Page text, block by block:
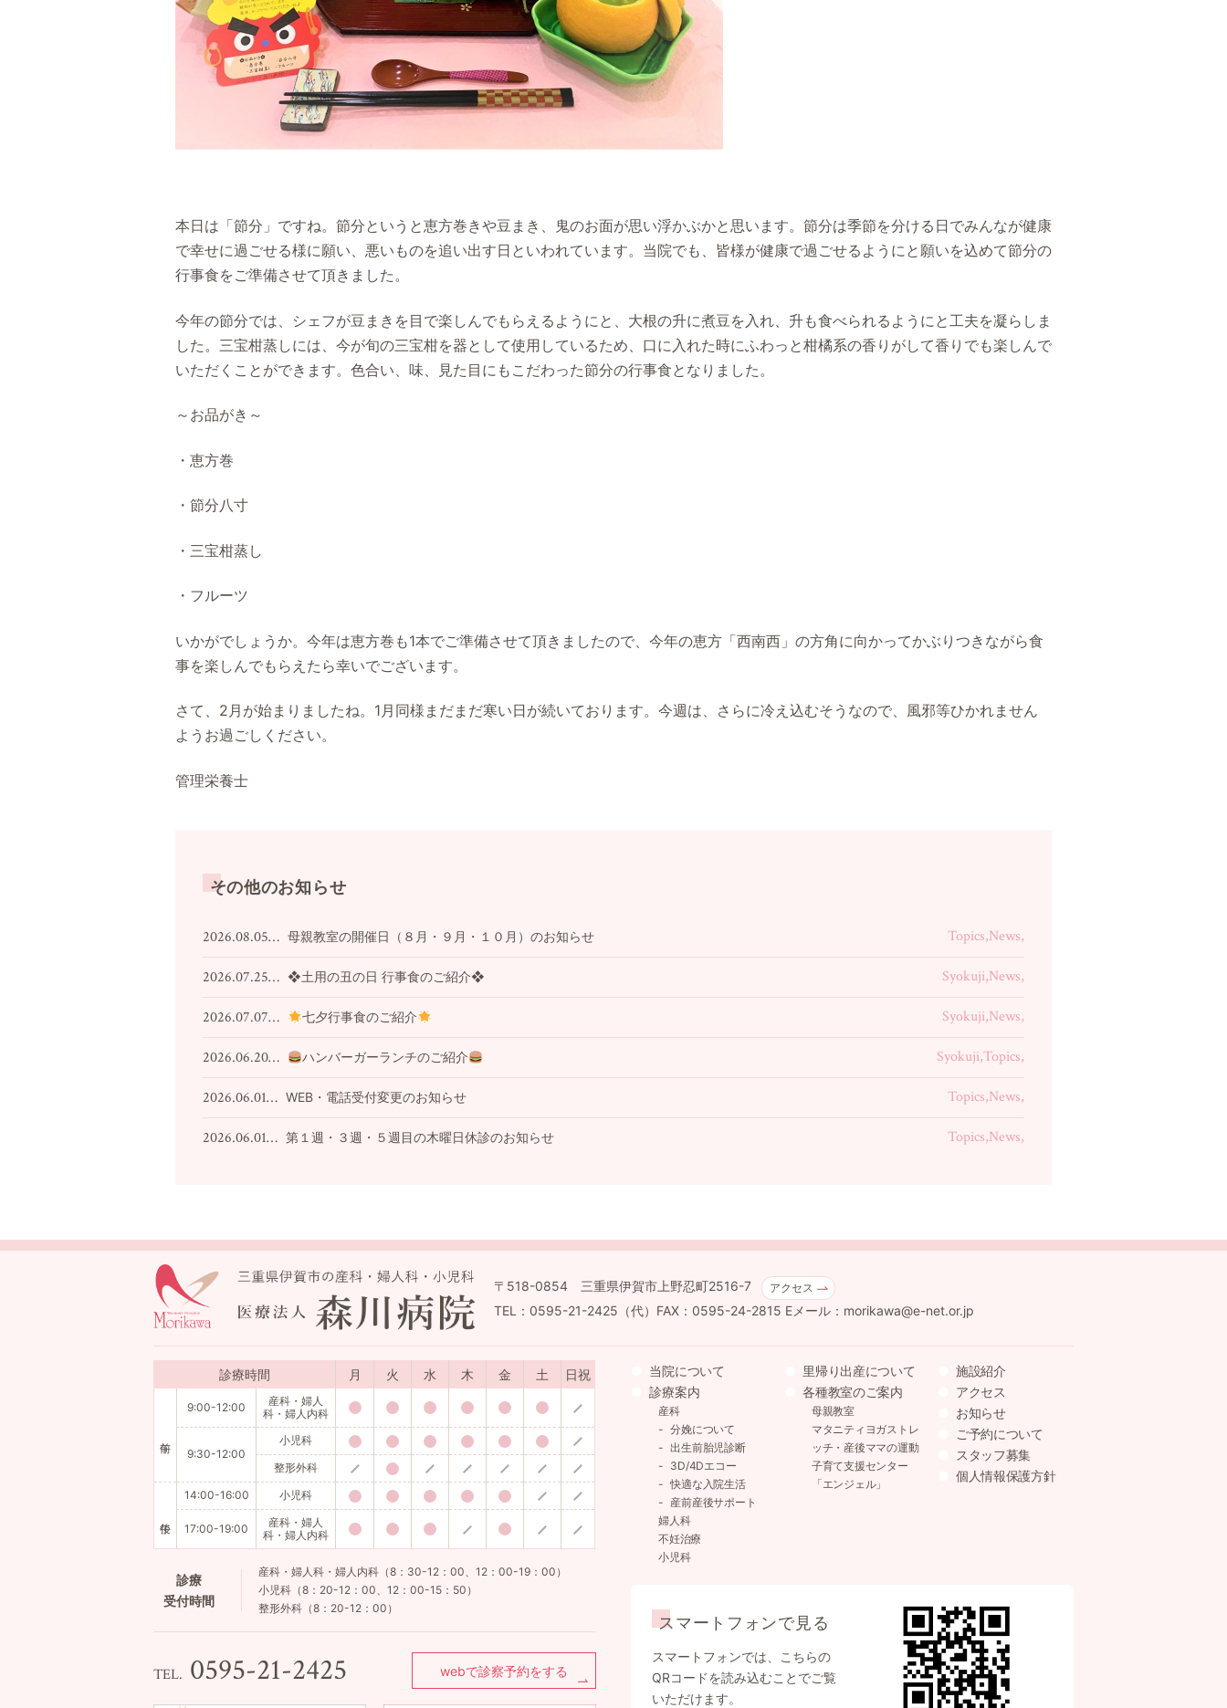
本日は「節分」ですね。節分というと恵方巻きや豆まき、鬼のお面が思い浮かぶかと思います。節分は季節を分ける日でみんなが健康
で幸せに過ごせる様に願い、悪いものを追い出す日といわれています。当院でも、皆様が健康で過ごせるようにと願いを込めて節分の
行事食をご準備させて頂きました。
今年の節分では、シェフが豆まきを目で楽しんでもらえるようにと、大根の升に煮豆を入れ、升も食べられるようにと工夫を凝らしま
した。三宝柑蒸しには、今が旬の三宝柑を器として使用しているため、口に入れた時にふわっと柑橘系の香りがして香りでも楽しんで
いただくことができます。色合い、味、見た目にもこだわった節分の行事食となりました。
～お品がき～
・恵方巻
・節分八寸
・三宝柑蒸し
・フルーツ
いかがでしょうか。今年は恵方巻も1本でご準備させて頂きましたので、今年の恵方「西南西」の方角に向かってかぶりつきながら食
事を楽しんでもらえたら幸いでございます。
さて、2月が始まりましたね。1月同様まだまだ寒い日が続いております。今週は、さらに冷え込むそうなので、風邪等ひかれません
ようお過ごしください。
管理栄養士
その他のお知らせ
2026.08.05… Topics,News,
母親教室の開催日（８月・９月・１０月）のお知らせ
2026.07.25… Syokuji,News,
❖土用の丑の日 行事食のご紹介❖
2026.07.07… Syokuji,News,
七夕行事食のご紹介
2026.06.20… Syokuji,Topics,
ハンバーガーランチのご紹介
2026.06.01… Topics,News,
WEB・電話受付変更のお知らせ
2026.06.01… Topics,News,
第１週・３週・５週目の木曜日休診のお知らせ
〒518-0854 三重県伊賀市上野忍町2516-7 アクセス
TEL：0595-21-2425（代）FAX：0595-24-2815 Eメール：morikawa@e-net.or.jp
診療時間 月 火 水 木 金 土 日祝
9:00-12:00
産科・婦人
科・婦人内科
9:30-12:00
小児科
整形外科
14:00-16:00
小児科
17:00-19:00
産科・婦人
科・婦人内科
診療
受付時間
産科・婦人科・婦人内科（8：30-12：00、12：00-19：00）
小児科（8：20-12：00、12：00-15：50）
整形外科（8：20-12：00）
TEL. 0595-21-2425 webで診察予約をする
当院について
診療案内
産科
分娩について
出生前胎児診断
3D/4Dエコー
快適な入院生活
産前産後サポート
婦人科
不妊治療
小児科
里帰り出産について
各種教室のご案内
母親教室
マタニティヨガストレ
ッチ・産後ママの運動
子育て支援センター
「エンジェル」
施設紹介
アクセス
お知らせ
ご予約について
スタッフ募集
個人情報保護方針
スマートフォンで見る
スマートフォンでは、こちらの
QRコードを読み込むことでご覧
いただけます。